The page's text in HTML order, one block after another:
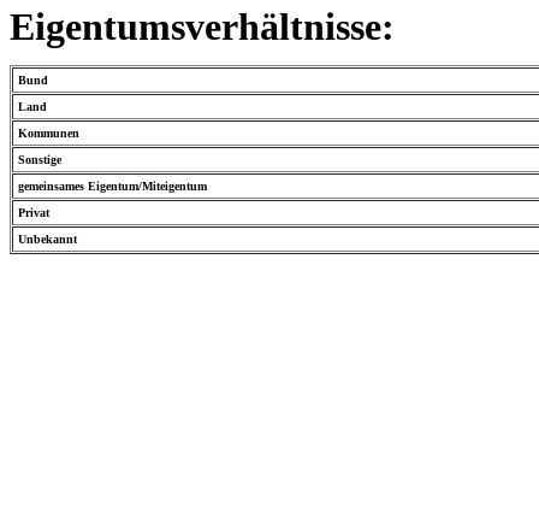
Eigentumsverhältnisse:
Bund
Land
Kommunen
Sonstige
gemeinsames Eigentum/Miteigentum
Privat
Unbekannt